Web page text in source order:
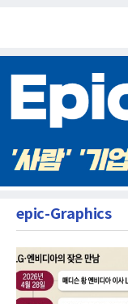
epic-Graphics